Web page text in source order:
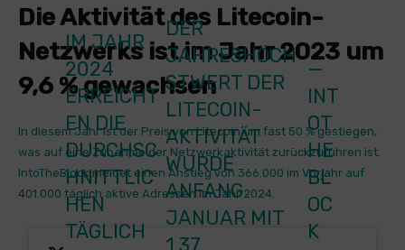
Die Aktivität des Litecoin-
Netzwerks ist im Jahr 2023 um
9,6 % gewachsen
In diesem Jahr ist der Preis von Litecoin um fast 50 % gestiegen,
was auf eine Zunahme der Netzwerkaktivität zurückzuführen ist.
IntoTheBlock meldet einen Anstieg von 366.000 im Vorjahr auf
401.000 täglich aktive Adressen im Jahr 2024.
IM JAHR
2024
ERREICHT
EN DIE
DURCHSC
HNITTLIC
HEN
TÄGLICH
DER
JAHRESHÖCH
STWERT DER
LITECOIN-
AKTIVITÄT
WURDE
ANFANG
JANUAR MIT
1,37
—
INT
OT
HE
BL
OC
K